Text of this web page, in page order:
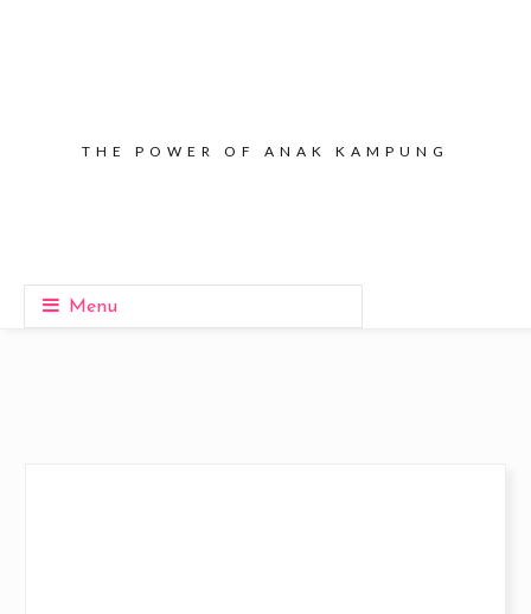
THE POWER OF ANAK KAMPUNG
Menu